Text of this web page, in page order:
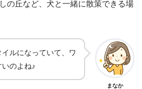
の丘など、犬と一緒に散策できる場
ルになっていて、ワ
のよね♪
まなか